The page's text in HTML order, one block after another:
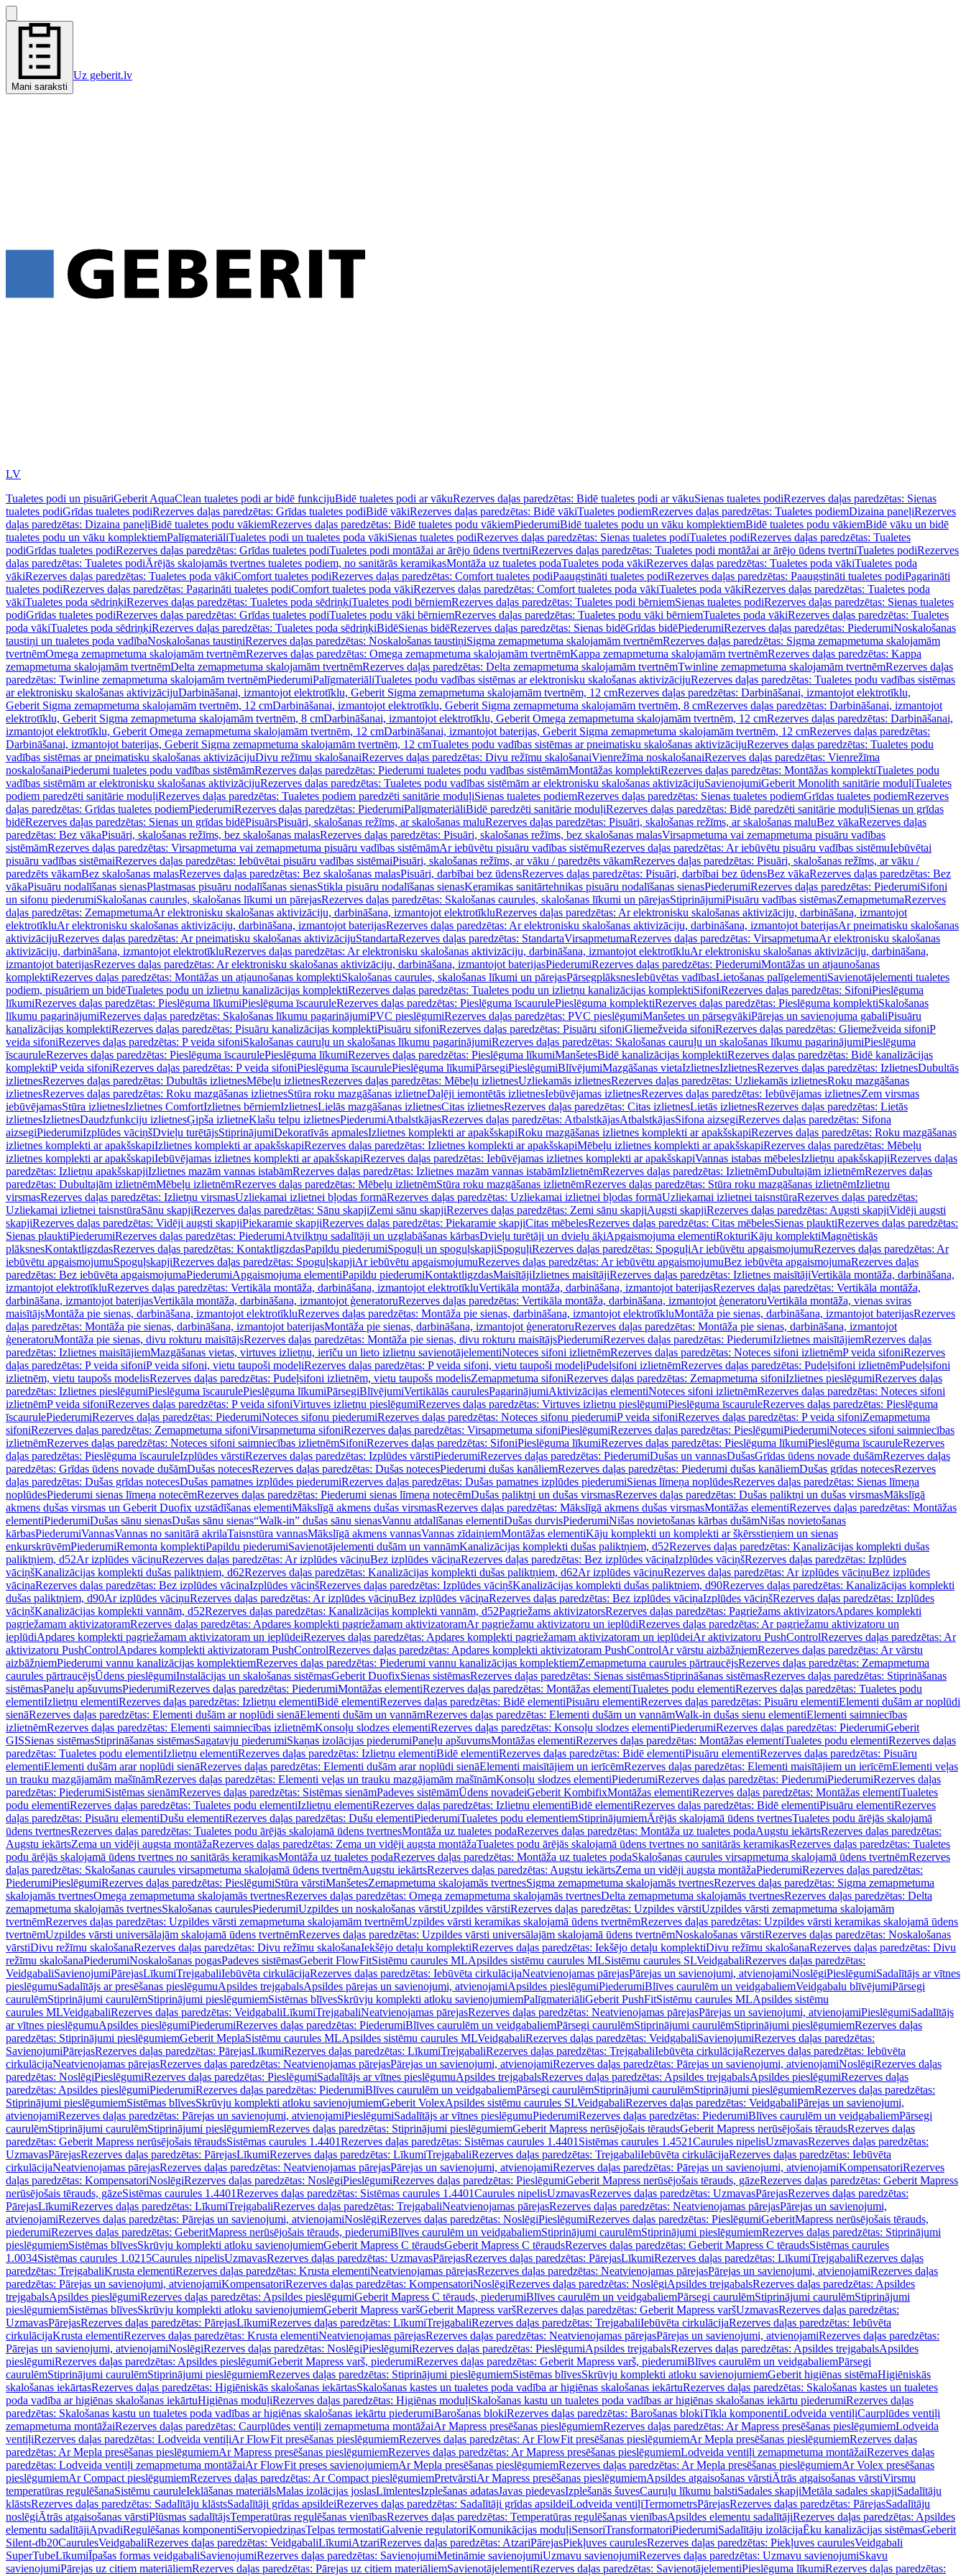
Mani saraksti
Uz geberit.lv
LV
Tualetes podi un pisuāriGeberit AquaClean tualetes podi ar bidē funkcijuBidē tualetes podi ar vākuRezerves daļas paredzētas: Bidē tualetes podi ar vākuSienas tualetes podiRezerves daļas paredzētas: Sienas
tualetes podiGrīdas tualetes podiRezerves daļas paredzētas: Grīdas tualetes podiBidē vākiRezerves daļas paredzētas: Bidē vākiTualetes podiemRezerves daļas paredzētas: Tualetes podiemDizaina paneļiRezerves
daļas paredzētas: Dizaina paneļiBidē tualetes podu vākiemRezerves daļas paredzētas: Bidē tualetes podu vākiemPiederumiBidē tualetes podu un vāku komplektiemBidē tualetes podu vākiemBidē vāku un bidē
tualetes podu un vāku komplektiemPalīgmateriāliTualetes podi un tualetes poda vākiSienas tualetes podiRezerves daļas paredzētas: Sienas tualetes podiTualetes podiRezerves daļas paredzētas: Tualetes
podiGrīdas tualetes podiRezerves daļas paredzētas: Grīdas tualetes podiTualetes podi montāžai ar ārējo ūdens tvertniRezerves daļas paredzētas: Tualetes podi montāžai ar ārējo ūdens tvertniTualetes podiRezerves
daļas paredzētas: Tualetes podiĀrējās skalojamās tvertnes tualetes podiem, no sanitārās keramikasMontāža uz tualetes podaTualetes poda vākiRezerves daļas paredzētas: Tualetes poda vākiTualetes poda
vākiRezerves daļas paredzētas: Tualetes poda vākiComfort tualetes podiRezerves daļas paredzētas: Comfort tualetes podiPaaugstināti tualetes podiRezerves daļas paredzētas: Paaugstināti tualetes podiPagarināti
tualetes podiRezerves daļas paredzētas: Pagarināti tualetes podiComfort tualetes poda vākiRezerves daļas paredzētas: Comfort tualetes poda vākiTualetes poda vākiRezerves daļas paredzētas: Tualetes poda
vākiTualetes poda sēdriņķiRezerves daļas paredzētas: Tualetes poda sēdriņķiTualetes podi bērniemRezerves daļas paredzētas: Tualetes podi bērniemSienas tualetes podiRezerves daļas paredzētas: Sienas tualetes
podiGrīdas tualetes podiRezerves daļas paredzētas: Grīdas tualetes podiTualetes podu vāki bērniemRezerves daļas paredzētas: Tualetes podu vāki bērniemTualetes poda vākiRezerves daļas paredzētas: Tualetes
poda vākiTualetes poda sēdriņķiRezerves daļas paredzētas: Tualetes poda sēdriņķiBidēSienas bidēRezerves daļas paredzētas: Sienas bidēGrīdas bidēPiederumiRezerves daļas paredzētas: PiederumiNoskalošanas
taustiņi un tualetes poda vadībaNoskalošanas taustiņiRezerves daļas paredzētas: Noskalošanas taustiņiSigma zemapmetuma skalojamām tvertnēmRezerves daļas paredzētas: Sigma zemapmetuma skalojamām
tvertnēmOmega zemapmetuma skalojamām tvertnēmRezerves daļas paredzētas: Omega zemapmetuma skalojamām tvertnēmKappa zemapmetuma skalojamām tvertnēmRezerves daļas paredzētas: Kappa
zemapmetuma skalojamām tvertnēmDelta zemapmetuma skalojamām tvertnēmRezerves daļas paredzētas: Delta zemapmetuma skalojamām tvertnēmTwinline zemapmetuma skalojamām tvertnēmRezerves daļas
paredzētas: Twinline zemapmetuma skalojamām tvertnēmPiederumiPalīgmateriāliTualetes podu vadības sistēmas ar elektronisku skalošanas aktivizācijuRezerves daļas paredzētas: Tualetes podu vadības sistēmas
ar elektronisku skalošanas aktivizācijuDarbināšanai, izmantojot elektrotīklu, Geberit Sigma zemapmetuma skalojamām tvertnēm, 12 cmRezerves daļas paredzētas: Darbināšanai, izmantojot elektrotīklu,
Geberit Sigma zemapmetuma skalojamām tvertnēm, 12 cmDarbināšanai, izmantojot elektrotīklu, Geberit Sigma zemapmetuma skalojamām tvertnēm, 8 cmRezerves daļas paredzētas: Darbināšanai, izmantojot
elektrotīklu, Geberit Sigma zemapmetuma skalojamām tvertnēm, 8 cmDarbināšanai, izmantojot elektrotīklu, Geberit Omega zemapmetuma skalojamām tvertnēm, 12 cmRezerves daļas paredzētas: Darbināšanai,
izmantojot elektrotīklu, Geberit Omega zemapmetuma skalojamām tvertnēm, 12 cmDarbināšanai, izmantojot baterijas, Geberit Sigma zemapmetuma skalojamām tvertnēm, 12 cmRezerves daļas paredzētas:
Darbināšanai, izmantojot baterijas, Geberit Sigma zemapmetuma skalojamām tvertnēm, 12 cmTualetes podu vadības sistēmas ar pneimatisku skalošanas aktivizācijuRezerves daļas paredzētas: Tualetes podu
vadības sistēmas ar pneimatisku skalošanas aktivizācijuDivu režīmu skalošanaiRezerves daļas paredzētas: Divu režīmu skalošanaiVienrežīma noskalošanaiRezerves daļas paredzētas: Vienrežīma
noskalošanaiPiederumi tualetes podu vadības sistēmāmRezerves daļas paredzētas: Piederumi tualetes podu vadības sistēmāmMontāžas komplektiRezerves daļas paredzētas: Montāžas komplektiTualetes podu
vadības sistēmām ar elektronisku skalošanas aktivizācijuRezerves daļas paredzētas: Tualetes podu vadības sistēmām ar elektronisku skalošanas aktivizācijuSavienojumiGeberit Monolith sanitārie moduļiTualetes
podiem paredzēti sanitārie moduļiRezerves daļas paredzētas: Tualetes podiem paredzēti sanitārie moduļiSienas tualetes podiemRezerves daļas paredzētas: Sienas tualetes podiemGrīdas tualetes podiemRezerves
daļas paredzētas: Grīdas tualetes podiemPiederumiRezerves daļas paredzētas: PiederumiPalīgmateriāliBidē paredzēti sanitārie moduļiRezerves daļas paredzētas: Bidē paredzēti sanitārie moduļiSienas un grīdas
bidēRezerves daļas paredzētas: Sienas un grīdas bidēPisuārsPisuāri, skalošanas režīms, ar skalošanas maluRezerves daļas paredzētas: Pisuāri, skalošanas režīms, ar skalošanas maluBez vākaRezerves daļas
paredzētas: Bez vākaPisuāri, skalošanas režīms, bez skalošanas malasRezerves daļas paredzētas: Pisuāri, skalošanas režīms, bez skalošanas malasVirsapmetuma vai zemapmetuma pisuāru vadības
sistēmāmRezerves daļas paredzētas: Virsapmetuma vai zemapmetuma pisuāru vadības sistēmāmAr iebūvētu pisuāru vadības sistēmuRezerves daļas paredzētas: Ar iebūvētu pisuāru vadības sistēmuIebūvētai
pisuāru vadības sistēmaiRezerves daļas paredzētas: Iebūvētai pisuāru vadības sistēmaiPisuāri, skalošanas režīms, ar vāku / paredzēts vākamRezerves daļas paredzētas: Pisuāri, skalošanas režīms, ar vāku /
paredzēts vākamBez skalošanas malasRezerves daļas paredzētas: Bez skalošanas malasPisuāri, darbībai bez ūdensRezerves daļas paredzētas: Pisuāri, darbībai bez ūdensBez vākaRezerves daļas paredzētas: Bez
vākaPisuāru nodalīšanas sienasPlastmasas pisuāru nodalīšanas sienasStikla pisuāru nodalīšanas sienasKeramikas sanitārtehnikas pisuāru nodalīšanas sienasPiederumiRezerves daļas paredzētas: PiederumiSifoni
un sifonu piederumiSkalošanas caurules, skalošanas līkumi un pārejasRezerves daļas paredzētas: Skalošanas caurules, skalošanas līkumi un pārejasStiprinājumiPisuāru vadības sistēmasZemapmetumaRezerves
daļas paredzētas: ZemapmetumaAr elektronisku skalošanas aktivizāciju, darbināšana, izmantojot elektrotīkluRezerves daļas paredzētas: Ar elektronisku skalošanas aktivizāciju, darbināšana, izmantojot
elektrotīkluAr elektronisku skalošanas aktivizāciju, darbināšana, izmantojot baterijasRezerves daļas paredzētas: Ar elektronisku skalošanas aktivizāciju, darbināšana, izmantojot baterijasAr pneimatisku skalošanas
aktivizācijuRezerves daļas paredzētas: Ar pneimatisku skalošanas aktivizācijuStandartaRezerves daļas paredzētas: StandartaVirsapmetumaRezerves daļas paredzētas: VirsapmetumaAr elektronisku skalošanas
aktivizāciju, darbināšana, izmantojot elektrotīkluRezerves daļas paredzētas: Ar elektronisku skalošanas aktivizāciju, darbināšana, izmantojot elektrotīkluAr elektronisku skalošanas aktivizāciju, darbināšana,
izmantojot baterijasRezerves daļas paredzētas: Ar elektronisku skalošanas aktivizāciju, darbināšana, izmantojot baterijasPiederumiRezerves daļas paredzētas: PiederumiMontāžas un atjaunošanas
komplektiRezerves daļas paredzētas: Montāžas un atjaunošanas komplektiSkalošanas caurules, skalošanas līkumi un pārejasPārsegplāksnesIebūvētas vadībasLietošanas palīgelementiSavienotājelementi tualetes
podiem, pisuāriem un bidēTualetes podu un izlietņu kanalizācijas komplektiRezerves daļas paredzētas: Tualetes podu un izlietņu kanalizācijas komplektiSifoniRezerves daļas paredzētas: SifoniPieslēguma
līkumiRezerves daļas paredzētas: Pieslēguma līkumiPieslēguma īscauruleRezerves daļas paredzētas: Pieslēguma īscaurulePieslēguma komplektiRezerves daļas paredzētas: Pieslēguma komplektiSkalošanas
līkumu pagarinājumiRezerves daļas paredzētas: Skalošanas līkumu pagarinājumiPVC pieslēgumiRezerves daļas paredzētas: PVC pieslēgumiManšetes un pārsegvākiPārejas un savienojuma gabaliPisuāru
kanalizācijas komplektiRezerves daļas paredzētas: Pisuāru kanalizācijas komplektiPisuāru sifoniRezerves daļas paredzētas: Pisuāru sifoniGliemežveida sifoniRezerves daļas paredzētas: Gliemežveida sifoniP
veida sifoniRezerves daļas paredzētas: P veida sifoniSkalošanas cauruļu un skalošanas līkumu pagarinājumiRezerves daļas paredzētas: Skalošanas cauruļu un skalošanas līkumu pagarinājumiPieslēguma
īscauruleRezerves daļas paredzētas: Pieslēguma īscaurulePieslēguma līkumiRezerves daļas paredzētas: Pieslēguma līkumiManšetesBidē kanalizācijas komplektiRezerves daļas paredzētas: Bidē kanalizācijas
komplektiP veida sifoniRezerves daļas paredzētas: P veida sifoniPieslēguma īscaurulePieslēguma līkumiPārsegiPieslēgumiBlīvējumiMazgāšanas vietaIzlietnesIzlietnesRezerves daļas paredzētas: IzlietnesDubultās
izlietnesRezerves daļas paredzētas: Dubultās izlietnesMēbeļu izlietnesRezerves daļas paredzētas: Mēbeļu izlietnesUzliekamās izlietnesRezerves daļas paredzētas: Uzliekamās izlietnesRoku mazgāšanas
izlietnesRezerves daļas paredzētas: Roku mazgāšanas izlietnesStūra roku mazgāšanas izlietneDaļēji iemontētās izlietnesIebūvējamas izlietnesRezerves daļas paredzētas: Iebūvējamas izlietnesZem virsmas
iebūvējamasStūra izlietnesIzlietnes ComfortIzlietnes bērniemIzlietnesLielās mazgāšanas izlietnesCitas izlietnesRezerves daļas paredzētas: Citas izlietnesLietās izlietnesRezerves daļas paredzētas: Lietās
izlietnesIzlietnesDaudzfunkciju izlietnesĢipša izlietneKlašu telpu izlietnesPiederumiAtbalstkājasRezerves daļas paredzētas: AtbalstkājasAtbalstkājasSifona aizsegiRezerves daļas paredzētas: Sifona
aizsegiPiederumiIzplūdes vāciņšDvieļu turētājsStiprinājumiDekoratīvās apmalesIzlietnes komplekti ar apakšskapiRoku mazgāšanas izlietnes komplekti ar apakšskapiRezerves daļas paredzētas: Roku mazgāšanas
izlietnes komplekti ar apakšskapiIzlietnes komplekti ar apakšskapiRezerves daļas paredzētas: Izlietnes komplekti ar apakšskapiMēbeļu izlietnes komplekti ar apakšskapiRezerves daļas paredzētas: Mēbeļu
izlietnes komplekti ar apakšskapiIebūvējamas izlietnes komplekti ar apakšskapiRezerves daļas paredzētas: Iebūvējamas izlietnes komplekti ar apakšskapiVannas istabas mēbelesIzlietņu apakšskapjiRezerves daļas
paredzētas: Izlietņu apakšskapjiIzlietnes mazām vannas istabāmRezerves daļas paredzētas: Izlietnes mazām vannas istabāmIzlietnēmRezerves daļas paredzētas: IzlietnēmDubultajām izlietnēmRezerves daļas
paredzētas: Dubultajām izlietnēmMēbeļu izlietnēmRezerves daļas paredzētas: Mēbeļu izlietnēmStūra roku mazgāšanas izlietnēmRezerves daļas paredzētas: Stūra roku mazgāšanas izlietnēmIzlietņu
virsmasRezerves daļas paredzētas: Izlietņu virsmasUzliekamai izlietnei bļodas formāRezerves daļas paredzētas: Uzliekamai izlietnei bļodas formāUzliekamai izlietnei taisnstūraRezerves daļas paredzētas:
Uzliekamai izlietnei taisnstūraSānu skapjiRezerves daļas paredzētas: Sānu skapjiZemi sānu skapjiRezerves daļas paredzētas: Zemi sānu skapjiAugsti skapjiRezerves daļas paredzētas: Augsti skapjiVidēji augsti
skapjiRezerves daļas paredzētas: Vidēji augsti skapjiPiekaramie skapjiRezerves daļas paredzētas: Piekaramie skapjiCitas mēbelesRezerves daļas paredzētas: Citas mēbelesSienas plauktiRezerves daļas paredzētas:
Sienas plauktiPiederumiRezerves daļas paredzētas: PiederumiAtvilktņu sadalītāji un uzglabāšanas kārbasDvieļu turētāji un dvieļu āķiApgaismojuma elementiRokturiKāju komplektiMagnētiskās
plāksnesKontaktligzdasRezerves daļas paredzētas: KontaktligzdasPapildu piederumiSpoguļi un spoguļskapjiSpoguļiRezerves daļas paredzētas: SpoguļiAr iebūvētu apgaismojumuRezerves daļas paredzētas: Ar
iebūvētu apgaismojumuSpoguļskapjiRezerves daļas paredzētas: SpoguļskapjiAr iebūvētu apgaismojumuRezerves daļas paredzētas: Ar iebūvētu apgaismojumuBez iebūvēta apgaismojumaRezerves daļas
paredzētas: Bez iebūvēta apgaismojumaPiederumiApgaismojuma elementiPapildu piederumiKontaktligzdasMaisītājiIzlietnes maisītājiRezerves daļas paredzētas: Izlietnes maisītājiVertikāla montāža, darbināšana,
izmantojot elektrotīkluRezerves daļas paredzētas: Vertikāla montāža, darbināšana, izmantojot elektrotīkluVertikāla montāža, darbināšana, izmantojot baterijasRezerves daļas paredzētas: Vertikāla montāža,
darbināšana, izmantojot baterijasVertikāla montāža, darbināšana, izmantojot ģeneratoruRezerves daļas paredzētas: Vertikāla montāža, darbināšana, izmantojot ģeneratoruVertikāla montāža, vienas sviras
maisītājsMontāža pie sienas, darbināšana, izmantojot elektrotīkluRezerves daļas paredzētas: Montāža pie sienas, darbināšana, izmantojot elektrotīkluMontāža pie sienas, darbināšana, izmantojot baterijasRezerves
daļas paredzētas: Montāža pie sienas, darbināšana, izmantojot baterijasMontāža pie sienas, darbināšana, izmantojot ģeneratoruRezerves daļas paredzētas: Montāža pie sienas, darbināšana, izmantojot
ģeneratoruMontāža pie sienas, divu rokturu maisītājsRezerves daļas paredzētas: Montāža pie sienas, divu rokturu maisītājsPiederumiRezerves daļas paredzētas: PiederumiIzlietnes maisītājiemRezerves daļas
paredzētas: Izlietnes maisītājiemMazgāšanas vietas, virtuves izlietņu, ierīču un lieto izlietņu savienotājelementiNoteces sifoni izlietnēmRezerves daļas paredzētas: Noteces sifoni izlietnēmP veida sifoniRezerves
daļas paredzētas: P veida sifoniP veida sifoni, vietu taupoši modeļiRezerves daļas paredzētas: P veida sifoni, vietu taupoši modeļiPudeļsifoni izlietnēmRezerves daļas paredzētas: Pudeļsifoni izlietnēmPudeļsifoni
izlietnēm, vietu taupošs modelisRezerves daļas paredzētas: Pudeļsifoni izlietnēm, vietu taupošs modelisZemapmetuma sifoniRezerves daļas paredzētas: Zemapmetuma sifoniIzlietnes pieslēgumiRezerves daļas
paredzētas: Izlietnes pieslēgumiPieslēguma īscaurulePieslēguma līkumiPārsegiBlīvējumiVertikālās caurulesPagarinājumiAktivizācijas elementiNoteces sifoni izlietnēmRezerves daļas paredzētas: Noteces sifoni
izlietnēmP veida sifoniRezerves daļas paredzētas: P veida sifoniVirtuves izlietņu pieslēgumiRezerves daļas paredzētas: Virtuves izlietņu pieslēgumiPieslēguma īscauruleRezerves daļas paredzētas: Pieslēguma
īscaurulePiederumiRezerves daļas paredzētas: PiederumiNoteces sifonu piederumiRezerves daļas paredzētas: Noteces sifonu piederumiP veida sifoniRezerves daļas paredzētas: P veida sifoniZemapmetuma
sifoniRezerves daļas paredzētas: Zemapmetuma sifoniVirsapmetuma sifoniRezerves daļas paredzētas: Virsapmetuma sifoniPieslēgumiRezerves daļas paredzētas: PieslēgumiPiederumiNoteces sifoni saimniecības
izlietnēmRezerves daļas paredzētas: Noteces sifoni saimniecības izlietnēmSifoniRezerves daļas paredzētas: SifoniPieslēguma līkumiRezerves daļas paredzētas: Pieslēguma līkumiPieslēguma īscauruleRezerves
daļas paredzētas: Pieslēguma īscauruleIzplūdes vārstiRezerves daļas paredzētas: Izplūdes vārstiPiederumiRezerves daļas paredzētas: PiederumiDušas un vannasDušasGrīdas ūdens novade dušāmRezerves daļas
paredzētas: Grīdas ūdens novade dušāmDušas notecesRezerves daļas paredzētas: Dušas notecesPiederumi dušas kanāliemRezerves daļas paredzētas: Piederumi dušas kanāliemDušas grīdas notecesRezerves
daļas paredzētas: Dušas grīdas notecesDušas pamatnes izplūdes piederumiRezerves daļas paredzētas: Dušas pamatnes izplūdes piederumiSienas līmeņa noplūdesRezerves daļas paredzētas: Sienas līmeņa
noplūdesPiederumi sienas līmeņa notecēmRezerves daļas paredzētas: Piederumi sienas līmeņa notecēmDušas paliktņi un dušas virsmasRezerves daļas paredzētas: Dušas paliktņi un dušas virsmasMākslīgā
akmens dušas virsmas un Geberit Duofix uzstādīšanas elementiMākslīgā akmens dušas virsmasRezerves daļas paredzētas: Mākslīgā akmens dušas virsmasMontāžas elementiRezerves daļas paredzētas: Montāžas
elementiPiederumiDušas sānu sienasDušas sānu sienas“Walk-in” dušas sānu sienasVannu atdalīšanas elementiDušas durvisPiederumiNišas novietošanas kārbas dušāmNišas novietošanas
kārbasPiederumiVannasVannas no sanitārā akrilaTaisnstūra vannasMākslīgā akmens vannasVannas zīdaiņiemMontāžas elementiKāju komplekti un komplekti ar šķērsstieņiem un sienas
enkurskrūvēmPiederumiRemonta komplektiPapildu piederumiSavienotājelementi dušām un vannāmKanalizācijas komplekti dušas paliktņiem, d52Rezerves daļas paredzētas: Kanalizācijas komplekti dušas
paliktņiem, d52Ar izplūdes vāciņuRezerves daļas paredzētas: Ar izplūdes vāciņuBez izplūdes vāciņaRezerves daļas paredzētas: Bez izplūdes vāciņaIzplūdes vāciņšRezerves daļas paredzētas: Izplūdes
vāciņšKanalizācijas komplekti dušas paliktņiem, d62Rezerves daļas paredzētas: Kanalizācijas komplekti dušas paliktņiem, d62Ar izplūdes vāciņuRezerves daļas paredzētas: Ar izplūdes vāciņuBez izplūdes
vāciņaRezerves daļas paredzētas: Bez izplūdes vāciņaIzplūdes vāciņšRezerves daļas paredzētas: Izplūdes vāciņšKanalizācijas komplekti dušas paliktņiem, d90Rezerves daļas paredzētas: Kanalizācijas komplekti
dušas paliktņiem, d90Ar izplūdes vāciņuRezerves daļas paredzētas: Ar izplūdes vāciņuBez izplūdes vāciņaRezerves daļas paredzētas: Bez izplūdes vāciņaIzplūdes vāciņšRezerves daļas paredzētas: Izplūdes
vāciņšKanalizācijas komplekti vannām, d52Rezerves daļas paredzētas: Kanalizācijas komplekti vannām, d52Pagriežams aktivizatorsRezerves daļas paredzētas: Pagriežams aktivizatorsApdares komplekti
pagriežamam aktivizatoramRezerves daļas paredzētas: Apdares komplekti pagriežamam aktivizatoramAr pagriežamu aktivizatoru un ieplūdiRezerves daļas paredzētas: Ar pagriežamu aktivizatoru un
ieplūdiApdares komplekti pagriežamam aktivizatoram un ieplūdeiRezerves daļas paredzētas: Apdares komplekti pagriežamam aktivizatoram un ieplūdeiAr aktivizatoru PushControlRezerves daļas paredzētas: Ar
aktivizatoru PushControlApdares komplekti aktivizatoram PushControlRezerves daļas paredzētas: Apdares komplekti aktivizatoram PushControlAr vārstu aizbāžņiemRezerves daļas paredzētas: Ar vārstu
aizbāžņiemPiederumi vannu kanalizācijas komplektiemRezerves daļas paredzētas: Piederumi vannu kanalizācijas komplektiemZemapmetuma caurules pārtraucējsRezerves daļas paredzētas: Zemapmetuma
caurules pārtraucējsŪdens pieslēgumiInstalācijas un skalošanas sistēmasGeberit DuofixSienas sistēmasRezerves daļas paredzētas: Sienas sistēmasStiprināšanas sistēmasRezerves daļas paredzētas: Stiprināšanas
sistēmasPaneļu apšuvumsPiederumiRezerves daļas paredzētas: PiederumiMontāžas elementiRezerves daļas paredzētas: Montāžas elementiTualetes podu elementiRezerves daļas paredzētas: Tualetes podu
elementiIzlietņu elementiRezerves daļas paredzētas: Izlietņu elementiBidē elementiRezerves daļas paredzētas: Bidē elementiPisuāru elementiRezerves daļas paredzētas: Pisuāru elementiElementi dušām ar noplūdi
sienāRezerves daļas paredzētas: Elementi dušām ar noplūdi sienāElementi dušām un vannāmRezerves daļas paredzētas: Elementi dušām un vannāmWalk-in dušas sienu elementiElementi saimniecības
izlietnēmRezerves daļas paredzētas: Elementi saimniecības izlietnēmKonsoļu slodzes elementiRezerves daļas paredzētas: Konsoļu slodzes elementiPiederumiRezerves daļas paredzētas: PiederumiGeberit
GISSienas sistēmasStiprināšanas sistēmasSagatavju piederumiSkaņas izolācijas piederumiPaneļu apšuvumsMontāžas elementiRezerves daļas paredzētas: Montāžas elementiTualetes podu elementiRezerves daļas
paredzētas: Tualetes podu elementiIzlietņu elementiRezerves daļas paredzētas: Izlietņu elementiBidē elementiRezerves daļas paredzētas: Bidē elementiPisuāru elementiRezerves daļas paredzētas: Pisuāru
elementiElementi dušām arar noplūdi sienāRezerves daļas paredzētas: Elementi dušām arar noplūdi sienāElementi maisītājiem un ierīcēmRezerves daļas paredzētas: Elementi maisītājiem un ierīcēmElementi veļas
un trauku mazgājamām mašīnāmRezerves daļas paredzētas: Elementi veļas un trauku mazgājamām mašīnāmKonsoļu slodzes elementiPiederumiRezerves daļas paredzētas: PiederumiPiederumiRezerves daļas
paredzētas: PiederumiSistēmas sienāmRezerves daļas paredzētas: Sistēmas sienāmPadeves sistēmāmŪdens novadeiGeberit KombifixMontāžas elementiRezerves daļas paredzētas: Montāžas elementiTualetes
podu elementiRezerves daļas paredzētas: Tualetes podu elementiIzlietņu elementiRezerves daļas paredzētas: Izlietņu elementiBidē elementiRezerves daļas paredzētas: Bidē elementiPisuāru elementiRezerves
daļas paredzētas: Pisuāru elementiDušu elementiRezerves daļas paredzētas: Dušu elementiPiederumiTualetes podu elementiemStiprinājumiemĀrējās skalojamā ūdens tvertnesTualetes podu ārējās skalojamā
ūdens tvertnesRezerves daļas paredzētas: Tualetes podu ārējās skalojamā ūdens tvertnesMontāža uz tualetes podaRezerves daļas paredzētas: Montāža uz tualetes podaAugstu iekārtsRezerves daļas paredzētas:
Augstu iekārtsZema un vidēji augsta montāžaRezerves daļas paredzētas: Zema un vidēji augsta montāžaTualetes podu ārējās skalojamā ūdens tvertnes no sanitārās keramikasRezerves daļas paredzētas: Tualetes
podu ārējās skalojamā ūdens tvertnes no sanitārās keramikasMontāža uz tualetes podaRezerves daļas paredzētas: Montāža uz tualetes podaSkalošanas caurules virsapmetuma skalojamā ūdens tvertnēmRezerves
daļas paredzētas: Skalošanas caurules virsapmetuma skalojamā ūdens tvertnēmAugstu iekārtsRezerves daļas paredzētas: Augstu iekārtsZema un vidēji augsta montāžaPiederumiRezerves daļas paredzētas:
PiederumiPieslēgumiRezerves daļas paredzētas: PieslēgumiStūra vārstiManšetesZemapmetuma skalojamās tvertnesSigma zemapmetuma skalojamās tvertnesRezerves daļas paredzētas: Sigma zemapmetuma
skalojamās tvertnesOmega zemapmetuma skalojamās tvertnesRezerves daļas paredzētas: Omega zemapmetuma skalojamās tvertnesDelta zemapmetuma skalojamās tvertnesRezerves daļas paredzētas: Delta
zemapmetuma skalojamās tvertnesSkalošanas caurulesPiederumiUzpildes un noskalošanas vārstiUzpildes vārstiRezerves daļas paredzētas: Uzpildes vārstiUzpildes vārsti zemapmetuma skalojamām
tvertnēmRezerves daļas paredzētas: Uzpildes vārsti zemapmetuma skalojamām tvertnēmUzpildes vārsti keramikas skalojamā ūdens tvertnēmRezerves daļas paredzētas: Uzpildes vārsti keramikas skalojamā ūdens
tvertnēmUzpildes vārsti universālajām skalojamā ūdens tvertnēmRezerves daļas paredzētas: Uzpildes vārsti universālajām skalojamā ūdens tvertnēmNoskalošanas vārstiRezerves daļas paredzētas: Noskalošanas
vārstiDivu režīmu skalošanaRezerves daļas paredzētas: Divu režīmu skalošanaIekšējo detaļu komplektiRezerves daļas paredzētas: Iekšējo detaļu komplektiDivu režīmu skalošanaRezerves daļas paredzētas: Divu
režīmu skalošanaPiederumiNoskalošanas pogasPadeves sistēmasGeberit FlowFitSistēmu caurules MLApsildes sistēmu caurules MLSistēmu caurules SLVeidgabaliRezerves daļas paredzētas:
VeidgabaliSavienojumiPārejasLīkumiTrejgabaliIebūvēta cirkulācijaRezerves daļas paredzētas: Iebūvēta cirkulācijaNeatvienojamas pārejasPārejas un savienojumi, atvienojamiNoslēgiPieslēgumiSadalītājs ar vītnes
pieslēgumuSadalītājs ar presēšanas pieslēgumuApsildes trejgabalsApsildes pārejas un savienojumi, atvienojamiApsildes pieslēgumiPiederumiBlīves caurulēm un veidgabaliemVeidgabalu blīvējumiPārsegi
caurulēmStiprinājumi caurulēmStiprinājumi pieslēgumiemSistēmas blīvesSkrūvju komplekti atloku savienojumiemPalīgmateriāliGeberit PushFitSistēmu caurules MLApsildes sistēmu
caurules MLVeidgabaliRezerves daļas paredzētas: VeidgabaliLīkumiTrejgabaliNeatvienojamas pārejasRezerves daļas paredzētas: Neatvienojamas pārejasPārejas un savienojumi, atvienojamiPieslēgumiSadalītājs
ar vītnes pieslēgumuApsildes pieslēgumiPiederumiRezerves daļas paredzētas: PiederumiBlīves caurulēm un veidgabaliemPārsegi caurulēmStiprinājumi caurulēmStiprinājumi pieslēgumiemRezerves daļas
paredzētas: Stiprinājumi pieslēgumiemGeberit MeplaSistēmu caurules MLApsildes sistēmu caurules MLVeidgabaliRezerves daļas paredzētas: VeidgabaliSavienojumiRezerves daļas paredzētas:
SavienojumiPārejasRezerves daļas paredzētas: PārejasLīkumiRezerves daļas paredzētas: LīkumiTrejgabaliRezerves daļas paredzētas: TrejgabaliIebūvēta cirkulācijaRezerves daļas paredzētas: Iebūvēta
cirkulācijaNeatvienojamas pārejasRezerves daļas paredzētas: Neatvienojamas pārejasPārejas un savienojumi, atvienojamiRezerves daļas paredzētas: Pārejas un savienojumi, atvienojamiNoslēgiRezerves daļas
paredzētas: NoslēgiPieslēgumiRezerves daļas paredzētas: PieslēgumiSadalītājs ar vītnes pieslēgumuApsildes trejgabalsRezerves daļas paredzētas: Apsildes trejgabalsApsildes pieslēgumiRezerves daļas
paredzētas: Apsildes pieslēgumiPiederumiRezerves daļas paredzētas: PiederumiBlīves caurulēm un veidgabaliemPārsegi caurulēmStiprinājumi caurulēmStiprinājumi pieslēgumiemRezerves daļas paredzētas:
Stiprinājumi pieslēgumiemSistēmas blīvesSkrūvju komplekti atloku savienojumiemGeberit VolexApsildes sistēmu caurules SLVeidgabaliRezerves daļas paredzētas: VeidgabaliPārejas un savienojumi,
atvienojamiRezerves daļas paredzētas: Pārejas un savienojumi, atvienojamiPieslēgumiSadalītājs ar vītnes pieslēgumuPiederumiRezerves daļas paredzētas: PiederumiBlīves caurulēm un veidgabaliemPārsegi
caurulēmStiprinājumi caurulēmStiprinājumi pieslēgumiemRezerves daļas paredzētas: Stiprinājumi pieslēgumiemGeberit Mapress nerūsējošais tēraudsGeberit Mapress nerūsējošais tēraudsRezerves daļas
paredzētas: Geberit Mapress nerūsējošais tēraudsSistēmas caurules 1.4401Rezerves daļas paredzētas: Sistēmas caurules 1.4401 Sistēmas caurules 1.4521Caurules nipelisUzmavasRezerves daļas paredzētas:
UzmavasPārejasRezerves daļas paredzētas: PārejasLīkumiRezerves daļas paredzētas: LīkumiTrejgabaliRezerves daļas paredzētas: TrejgabaliIebūvēta cirkulācijaRezerves daļas paredzētas: Iebūvēta
cirkulācijaNeatvienojamas pārejasRezerves daļas paredzētas: Neatvienojamas pārejasPārejas un savienojumi, atvienojamiRezerves daļas paredzētas: Pārejas un savienojumi, atvienojamiKompensatoriRezerves
daļas paredzētas: KompensatoriNoslēgiRezerves daļas paredzētas: NoslēgiPieslēgumiRezerves daļas paredzētas: PieslēgumiGeberit Mapress nerūsējošais tērauds, gāzeRezerves daļas paredzētas: Geberit Mapress
nerūsējošais tērauds, gāzeSistēmas caurules 1.4401Rezerves daļas paredzētas: Sistēmas caurules 1.4401Caurules nipelisUzmavasRezerves daļas paredzētas: UzmavasPārejasRezerves daļas paredzētas:
PārejasLīkumiRezerves daļas paredzētas: LīkumiTrejgabaliRezerves daļas paredzētas: TrejgabaliNeatvienojamas pārejasRezerves daļas paredzētas: Neatvienojamas pārejasPārejas un savienojumi,
atvienojamiRezerves daļas paredzētas: Pārejas un savienojumi, atvienojamiNoslēgiRezerves daļas paredzētas: NoslēgiPieslēgumiRezerves daļas paredzētas: PieslēgumiGeberitMapress nerūsējošais tērauds,
piederumiRezerves daļas paredzētas: GeberitMapress nerūsējošais tērauds, piederumiBlīves caurulēm un veidgabaliemStiprinājumi caurulēmStiprinājumi pieslēgumiemRezerves daļas paredzētas: Stiprinājumi
pieslēgumiemSistēmas blīvesSkrūvju komplekti atloku savienojumiemGeberit Mapress C tēraudsGeberit Mapress C tēraudsRezerves daļas paredzētas: Geberit Mapress C tēraudsSistēmas caurules
1.0034Sistēmas caurules 1.0215Caurules nipelisUzmavasRezerves daļas paredzētas: UzmavasPārejasRezerves daļas paredzētas: PārejasLīkumiRezerves daļas paredzētas: LīkumiTrejgabaliRezerves daļas
paredzētas: TrejgabaliKrusta elementiRezerves daļas paredzētas: Krusta elementiNeatvienojamas pārejasRezerves daļas paredzētas: Neatvienojamas pārejasPārejas un savienojumi, atvienojamiRezerves daļas
paredzētas: Pārejas un savienojumi, atvienojamiKompensatoriRezerves daļas paredzētas: KompensatoriNoslēgiRezerves daļas paredzētas: NoslēgiApsildes trejgabalsRezerves daļas paredzētas: Apsildes
trejgabalsApsildes pieslēgumiRezerves daļas paredzētas: Apsildes pieslēgumiGeberit Mapress C tērauds, piederumiBlīves caurulēm un veidgabaliemPārsegi caurulēmStiprinājumi caurulēmStiprinājumi
pieslēgumiemSistēmas blīvesSkrūvju komplekti atloku savienojumiemGeberit Mapress varšGeberit Mapress varšRezerves daļas paredzētas: Geberit Mapress varšUzmavasRezerves daļas paredzētas:
UzmavasPārejasRezerves daļas paredzētas: PārejasLīkumiRezerves daļas paredzētas: LīkumiTrejgabaliRezerves daļas paredzētas: TrejgabaliIebūvēta cirkulācijaRezerves daļas paredzētas: Iebūvēta
cirkulācijaKrusta elementiRezerves daļas paredzētas: Krusta elementiNeatvienojamas pārejasRezerves daļas paredzētas: Neatvienojamas pārejasPārejas un savienojumi, atvienojamiRezerves daļas paredzētas:
Pārejas un savienojumi, atvienojamiNoslēgiRezerves daļas paredzētas: NoslēgiPieslēgumiRezerves daļas paredzētas: PieslēgumiApsildes trejgabalsRezerves daļas paredzētas: Apsildes trejgabalsApsildes
pieslēgumiRezerves daļas paredzētas: Apsildes pieslēgumiGeberit Mapress varš, piederumiRezerves daļas paredzētas: Geberit Mapress varš, piederumiBlīves caurulēm un veidgabaliemPārsegi
caurulēmStiprinājumi caurulēmStiprinājumi pieslēgumiemRezerves daļas paredzētas: Stiprinājumi pieslēgumiemSistēmas blīvesSkrūvju komplekti atloku savienojumiemGeberit higiēnas sistēmaHigiēniskās
skalošanas iekārtasRezerves daļas paredzētas: Higiēniskās skalošanas iekārtasSkalošanas kastes un tualetes poda vadība ar higiēnas skalošanas iekārtuRezerves daļas paredzētas: Skalošanas kastes un tualetes
poda vadība ar higiēnas skalošanas iekārtuHigiēnas moduļiRezerves daļas paredzētas: Higiēnas moduļiSkalošanas kastu un tualetes poda vadības ar higiēnas skalošanas iekārtu piederumiRezerves daļas
paredzētas: Skalošanas kastu un tualetes poda vadības ar higiēnas skalošanas iekārtu piederumiBarošanas blokiRezerves daļas paredzētas: Barošanas blokiTīkla komponentiLodveida ventiļiCaurplūdes ventiļi
zemapmetuma montāžaiRezerves daļas paredzētas: Caurplūdes ventiļi zemapmetuma montāžaiAr Mapress presēšanas pieslēgumiemRezerves daļas paredzētas: Ar Mapress presēšanas pieslēgumiemLodveida
ventiļiRezerves daļas paredzētas: Lodveida ventiļiAr FlowFit presēšanas pieslēgumiemRezerves daļas paredzētas: Ar FlowFit presēšanas pieslēgumiemAr Mepla presēšanas pieslēgumiemRezerves daļas
paredzētas: Ar Mepla presēšanas pieslēgumiemAr Mapress presēšanas pieslēgumiemRezerves daļas paredzētas: Ar Mapress presēšanas pieslēgumiemLodveida ventiļi zemapmetuma montāžaiRezerves daļas
paredzētas: Lodveida ventiļi zemapmetuma montāžaiAr FlowFit preses savienojumiemAr Mepla presēšanas pieslēgumiemRezerves daļas paredzētas: Ar Mepla presēšanas pieslēgumiemAr Volex presēšanas
pieslēgumiemAr Compact pieslēgumiemRezerves daļas paredzētas: Ar Compact pieslēgumiemPretvārstiAr Mapress presēšanas pieslēgumiemApsildes atgaisošanas vārstiĀtrās atgaisošanas vārstiVirsmu
temperatūras regulēšanaSistēmu cauruleIeklāšanas materiālsMalas izolācijas joslasLīmlentesIzplešanas adatasJavas piedevasIzplešanās šuvesCauruļu līkumu balstiSadales skapjiMetāla sadales skapjiSadalītāju
klāstsRezerves daļas paredzētas: Sadalītāju klāstsSadalītāji grīdas apsildeiRezerves daļas paredzētas: Sadalītāji grīdas apsildeiLodveida ventiļiTermometrsPārejasRezerves daļas paredzētas: PārejasSadalītāju
noslēgiĀtrās atgaisošanas vārstiPlūsmas sadalītājsTemperatūras regulēšanas vienībasRezerves daļas paredzētas: Temperatūras regulēšanas vienībasApsildes elementu sadalītājiRezerves daļas paredzētas: Apsildes
elementu sadalītājiApvadiRegulēšanas komponentiServopiedziņasTelpas termostatiGalvenie regulatoriKomunikācijas moduļiSensoriTransformatoriPiederumiSadalītāju izolācijaĒku kanalizācijas sistēmasGeberit
Silent-db20CaurulesVeidgabaliRezerves daļas paredzētas: VeidgabaliLīkumiAtzariRezerves daļas paredzētas: AtzariPārejasPiekļuves caurulesRezerves daļas paredzētas: Piekļuves caurulesVeidgabali
SuperTubeLīkumiĪpašas formas veidgabaliSavienojumiRezerves daļas paredzētas: SavienojumiMetināmie savienojumiUzmavu savienojumiRezerves daļas paredzētas: Uzmavu savienojumiSkavu
savienojumiPārejas uz citiem materiāliemRezerves daļas paredzētas: Pārejas uz citiem materiāliemSavienotājelementiRezerves daļas paredzētas: SavienotājelementiPieslēguma līkumiRezerves daļas paredzētas: